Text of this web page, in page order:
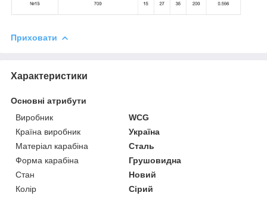
Приховати
Характеристики
Основні атрибути
Виробник
WCG
Країна виробник
Україна
Матеріал карабіна
Сталь
Форма карабіна
Грушовидна
Стан
Новий
Колір
Сірий